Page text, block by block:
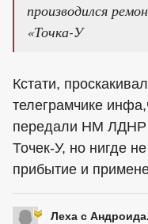
производился
«Точка-У
Кстати,
телеграмчике
передали НМ ЛДНР
Точек-У, но нигде
прибытие и
Леха с Андроида.